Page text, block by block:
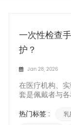
一次性检查
护？
Jan 28, 2026
在医疗机构、
套是佩戴者与
至关重要：形
热门标签 : 乳